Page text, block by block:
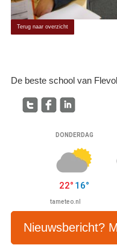
Terug naar overzicht
De beste school van
Nieuwsbericht?